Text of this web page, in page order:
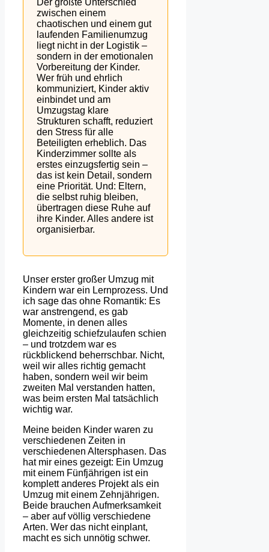
zwischen einem
chaotischen und einem gut
laufenden Familienumzug
liegt nicht in der Logistik –
sondern in der emotionalen
Vorbereitung der Kinder.
Wer früh und ehrlich
kommuniziert, Kinder aktiv
einbindet und am
Umzugstag klare
Strukturen schafft, reduziert
den Stress für alle
Beteiligten erheblich. Das
Kinderzimmer sollte als
erstes einzugsfertig sein –
das ist kein Detail, sondern
eine Priorität. Und: Eltern,
die selbst ruhig bleiben,
übertragen diese Ruhe auf
ihre Kinder. Alles andere ist
organisierbar.
Unser erster großer Umzug mit
Kindern war ein Lernprozess. Und
ich sage das ohne Romantik: Es
war anstrengend, es gab
Momente, in denen alles
gleichzeitig schiefzulaufen schien
– und trotzdem war es
rückblickend beherrschbar. Nicht,
weil wir alles richtig gemacht
haben, sondern weil wir beim
zweiten Mal verstanden hatten,
was beim ersten Mal tatsächlich
wichtig war.
Meine beiden Kinder waren zu
verschiedenen Zeiten in
verschiedenen Altersphasen. Das
hat mir eines gezeigt: Ein Umzug
mit einem Fünfjährigen ist ein
komplett anderes Projekt als ein
Umzug mit einem Zehnjährigen.
Beide brauchen Aufmerksamkeit
– aber auf völlig verschiedene
Arten. Wer das nicht einplant,
macht es sich unnötig schwer.